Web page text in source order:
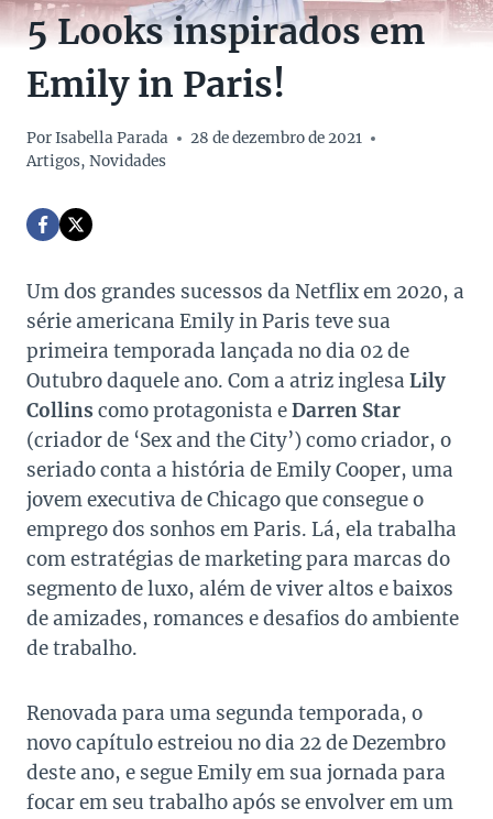
5 Looks inspirados em
Emily in Paris!
PorIsabella Parada
28 de dezembro de 2021
Artigos, Novidades
Um dos grandes sucessos da Netflix em 2020, a
série americana Emily in Paris teve sua
primeira temporada lançada no dia 02 de
Outubro daquele ano. Com a atriz inglesa Lily
Collins como protagonista eDarren Star
(criador de ‘Sex and the City’) como criador, o
seriado conta a história de Emily Cooper, uma
jovem executiva de Chicago que consegue o
emprego dos sonhos em Paris. Lá, ela trabalha
com estratégias de marketing para marcas do
segmento de luxo, além de viver altos e baixos
de amizades, romances e desafios do ambiente
de trabalho.
Renovada para uma segunda temporada, o
novo capítulo estreiou no dia 22 de Dezembro
deste ano, e segue Emily em sua jornada para
focar em seu trabalho após se envolver em um